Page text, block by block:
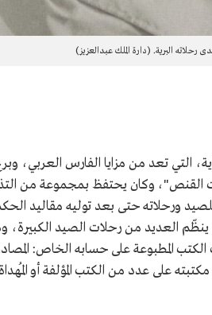
رحلاته البرية. (دارة الملك عبدالعزيز)
التي تعد من مزايا الفارس العربي،
القنص"، وكان يحتفظ بمجموعة من
ورحلاته حتى بعد توليه مقاليد
العديد من رحلات الصيد الكبيرة،
المطبوعة على حسابه الخاص: المصادر
على عدد من الكتب المؤلفة أو